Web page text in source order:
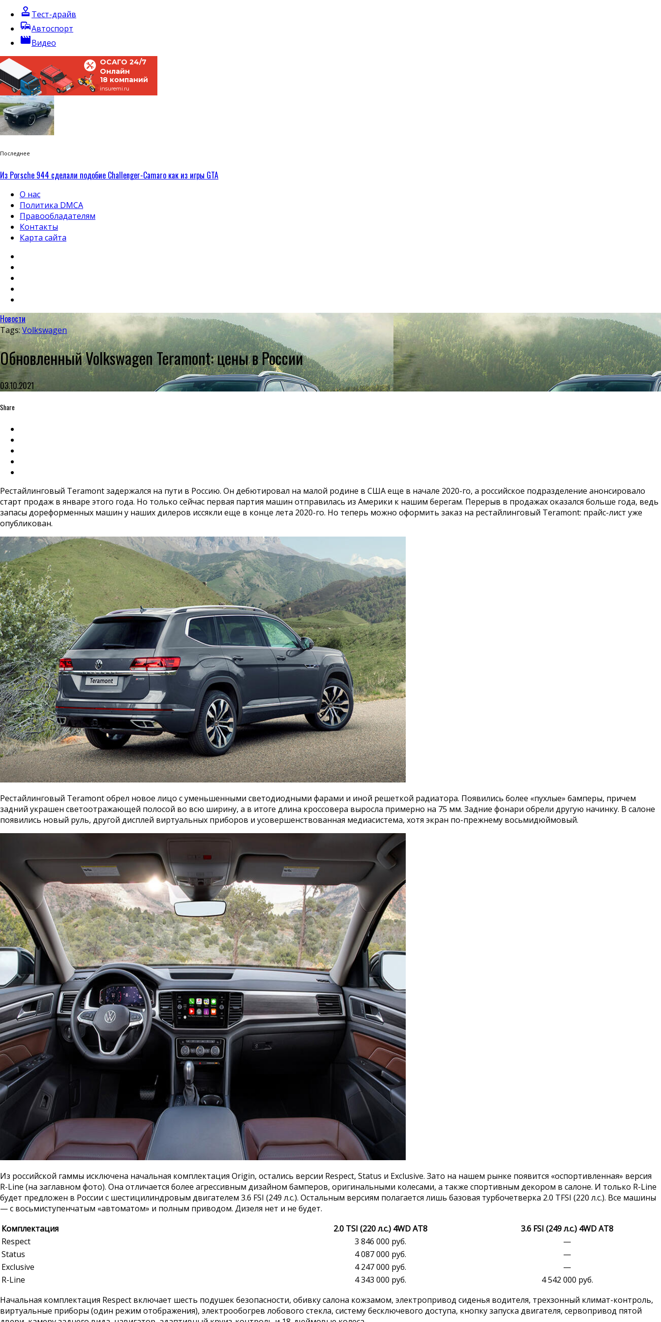
approval Тест-драйв
commuteАвтоспорт
movieВидео
ОСАГО 24/7
Онлайн
18 компаний
insuremi.ru
Последнее
Из Porsche 944 сделали подобие Challenger-Camaro как из игры GTA
О нас
Политика DMCA
Правообладателям
Контакты
Карта сайта
Новости
Tags:Volkswagen
Обновленный Volkswagen Teramont: цены в России
03.10.2021
Share
Рестайлинговый Teramont задержался на пути в Россию. Он дебютировал на малой родине в США еще в начале 2020-го, а российское подразделение анонсировало
старт продаж в январе этого года. Но только сейчас первая партия машин отправилась из Америки к нашим берегам. Перерыв в продажах оказался больше года, ведь
запасы дореформенных машин у наших дилеров иссякли еще в конце лета 2020-го. Но теперь можно оформить заказ на рестайлинговый Teramont: прайс-лист уже
опубликован.
Рестайлинговый Teramont обрел новое лицо с уменьшенными светодиодными фарами и иной решеткой радиатора. Появились более «пухлые» бамперы, причем
задний украшен светоотражающей полосой во всю ширину, а в итоге длина кроссовера выросла примерно на 75 мм. Задние фонари обрели другую начинку. В салоне
появились новый руль, другой дисплей виртуальных приборов и усовершенствованная медиасистема, хотя экран по-прежнему восьмидюймовый.
Из российской гаммы исключена начальная комплектация Origin, остались версии Respect, Status и Exclusive. Зато на нашем рынке появится «оспортивленная» версия
R-Line (на заглавном фото). Она отличается более агрессивным дизайном бамперов, оригинальными колесами, а также спортивным декором в салоне. И только R-Line
будет предложен в России с шестицилиндровым двигателем 3.6 FSI (249 л.с.). Остальным версиям полагается лишь базовая турбочетверка 2.0 TFSI (220 л.с.). Все машины
— с восьмиступенчатым «автоматом» и полным приводом. Дизеля нет и не будет.
Комплектация
2.0 TSI (220 л.с.) 4WD AT8
3.6 FSI (249 л.с.) 4WD AT8
Respect
3 846 000 руб.
—
Status
4 087 000 руб.
—
Exclusive
4 247 000 руб.
—
R-Line
4 343 000 руб.
4 542 000 руб.
Начальная комплектация Respect включает шесть подушек безопасности, обивку салона кожзамом, электропривод сиденья водителя, трехзонный климат-контроль,
виртуальные приборы (один режим отображения), электрообогрев лобового стекла, систему бесключевого доступа, кнопку запуска двигателя, сервопривод пятой